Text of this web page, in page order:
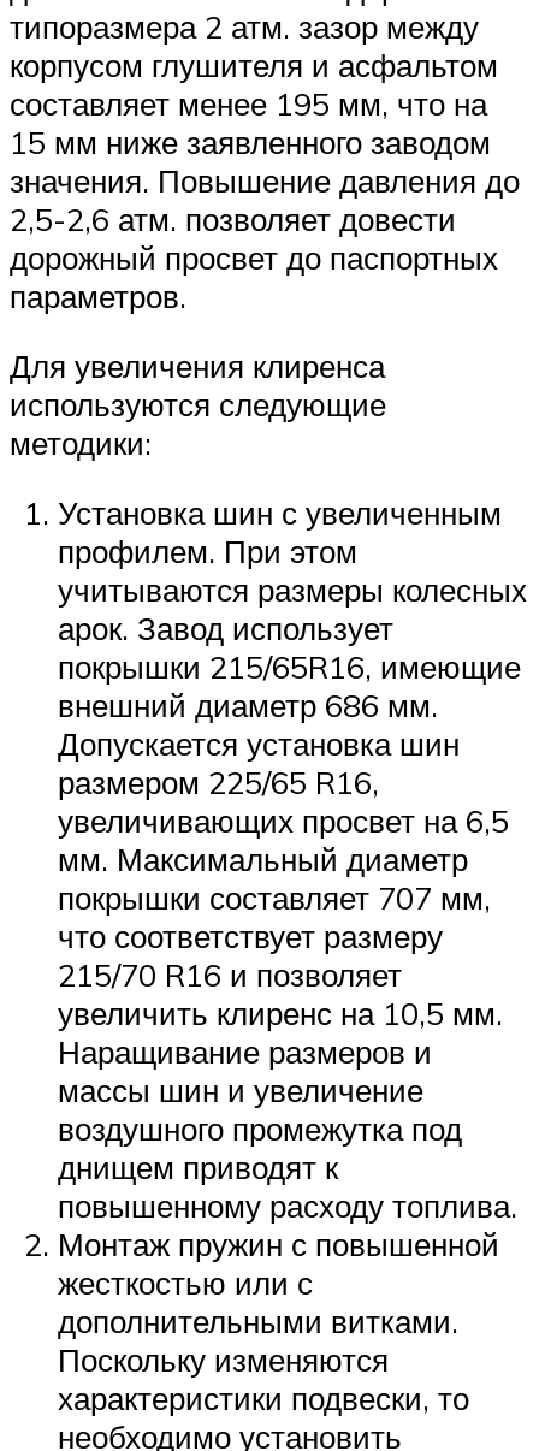
типоразмера 2 атм. зазор между
корпусом глушителя и асфальтом
составляет менее 195 мм, что на
15 мм ниже заявленного заводом
значения. Повышение давления до
2,5-2,6 атм. позволяет довести
дорожный просвет до паспортных
параметров.
Для увеличения клиренса
используются следующие
методики:
Установка шин с увеличенным
профилем. При этом
учитываются размеры колесных
арок. Завод использует
покрышки 215/65R16, имеющие
внешний диаметр 686 мм.
Допускается установка шин
размером 225/65 R16,
увеличивающих просвет на 6,5
мм. Максимальный диаметр
покрышки составляет 707 мм,
что соответствует размеру
215/70 R16 и позволяет
увеличить клиренс на 10,5 мм.
Наращивание размеров и
массы шин и увеличение
воздушного промежутка под
днищем приводят к
повышенному расходу топлива.
Монтаж пружин с повышенной
жесткостью или с
дополнительными витками.
Поскольку изменяются
характеристики подвески, то
необходимо установить